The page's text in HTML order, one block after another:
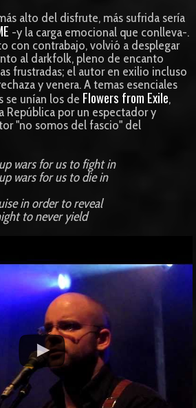
alto del disfrute, más sufrida sería
-y la carga emocional que conlleva-.
con contrabajo, volvió a desplegar
al darkfolk, pleno de encanto
frustradas; el autor en exilio incluso
y venera. A temas esenciales
se unían los de Flowers from Exile,
República por un espectador y
"no somos del fascio" del
wars for us to fight in
wars for us to die in
in order to reveal
to never yield